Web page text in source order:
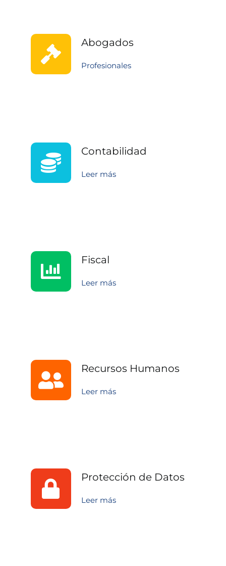
Abogados
Profesionales
Contabilidad
Leer más
Fiscal
Leer más
Recursos Humanos
Leer más
Protección de Datos
Leer más